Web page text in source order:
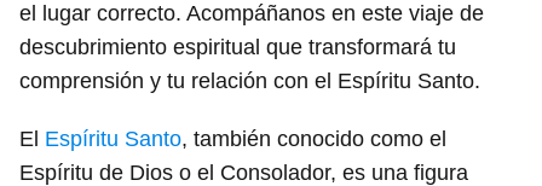
el lugar correcto. Acompáñanos en este viaje de
descubrimiento espiritual que transformará tu
comprensión y tu relación con el Espíritu Santo.
El Espíritu Santo, también conocido como el
Espíritu de Dios o el Consolador, es una figura